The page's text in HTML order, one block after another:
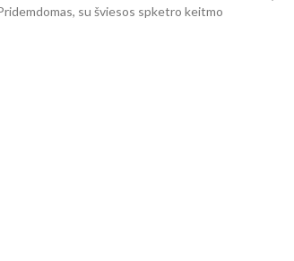
su šviesos spketro keitmo